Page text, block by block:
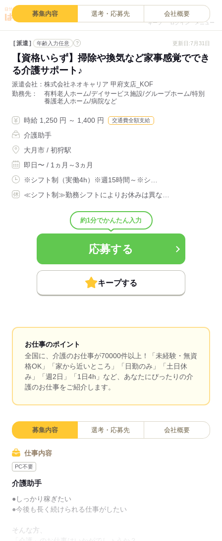
キープ ログイン メニュー
募集内容 選考・応募先 会社概要
派遣 年齢入力任意 ? 更新日:7月31日
【資格いらず】掃除や換気など家事感覚ででき
る介護サポート♪
派遣会社
株式会社ネオキャリア 甲府支店_KOF
勤務先
有料老人ホーム/デイサービス施設/グループホーム/特別
養護老人ホーム/病院など
時給 1,250 円 ～ 1,400 円 交通費全額支給
介護助手
大月市 / 初狩駅
即日〜 / 1ヵ月～3ヵ月
※シフト制（実働4h）※週15時間～※シ…
≪シフト制≫勤務シフトによりお休みは異な…
約1分でかんたん入力
応募する
キープする
お仕事のポイント
全国に、介護のお仕事が70000件以上！「未経験・無資
格OK」「家から近いところ」「日勤のみ」「土日休
み」「週2日」「1日4h」など、あなたにぴったりの介
護のお仕事をご紹介します。
募集内容 選考・応募先 会社概要
仕事内容
PC不要
介護助手
●しっかり稼ぎたい
●今後も長く続けられる仕事がしたい
そんな方、